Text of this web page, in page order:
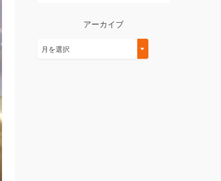
アーカイブ
ー月を選択